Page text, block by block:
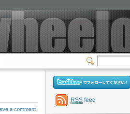
a comment
RSS feed